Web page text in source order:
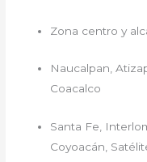
Zona centro y
Naucalpan,
Coacalco
Santa Fe,
Coyoacán,